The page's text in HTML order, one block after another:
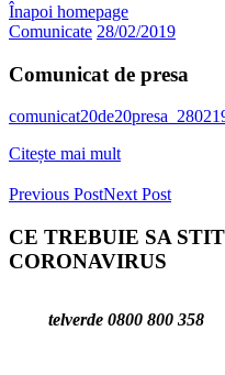
Înapoi homepage
Comunicate 28/02/2019
Comunicat de presa
Citește mai mult
Previous PostNext Post
CE TREBUIE SA
CORONAVIRUS
telverde 0800 800 358